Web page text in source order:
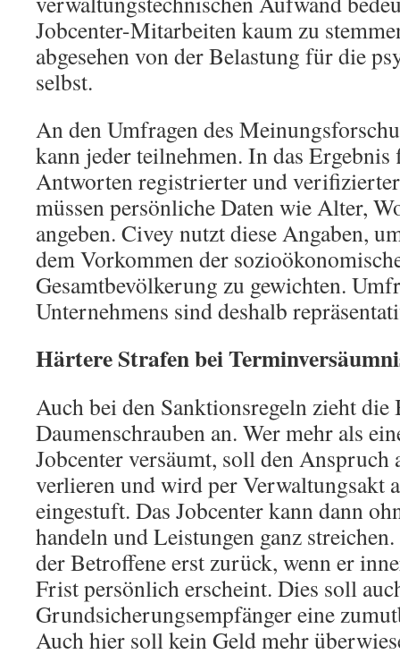
Jobcenter-Mitarbeiten kaum zu
abgesehen von der Belastung für die
selbst.
An den Umfragen des
kann jeder teilnehmen. In das
Antworten registrierter und
müssen persönliche Daten wie Alter,
angeben. Civey nutzt diese Angaben,
dem Vorkommen der
Gesamtbevölkerung zu gewichten.
Unternehmens sind deshalb
Härtere Strafen bei
Auch bei den Sanktionsregeln zieht
Daumenschrauben an. Wer mehr als
Jobcenter versäumt, soll den Anspruch
verlieren und wird per Verwaltungsakt
eingestuft. Das Jobcenter kann dann
handeln und Leistungen ganz
der Betroffene erst zurück, wenn er
Frist persönlich erscheint. Dies soll
Grundsicherungsempfänger eine
Auch hier soll kein Geld mehr